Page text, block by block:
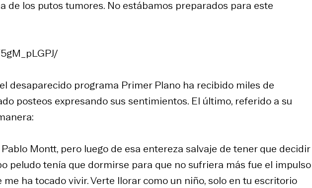
de los putos tumores. No estábamos preparados para este
desaparecido programa Primer Plano ha recibido miles de
posteos expresando sus sentimientos. El último, referido a su
Montt, pero luego de esa entereza salvaje de tener que decidir
peludo tenía que dormirse para que no sufriera más fue el impulso
ha tocado vivir. Verte llorar como un niño, solo en tu escritorio